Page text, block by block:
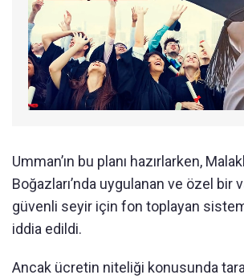
Umman’ın bu planı hazırlarken,
Boğazları’nda uygulanan ve özel bir
güvenli seyir için fon toplayan
iddia edildi.
Ancak ücretin niteliği konusunda